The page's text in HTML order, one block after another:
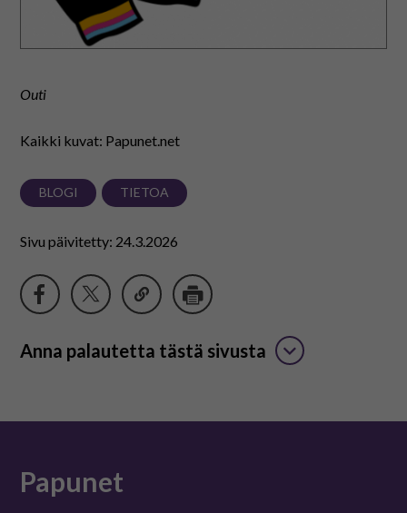
Outi
Kaikki kuvat: Papunet.net
BLOGI TIETOA
Sivu päivitetty: 24.3.2026
Anna palautetta tästä sivusta
Papunet